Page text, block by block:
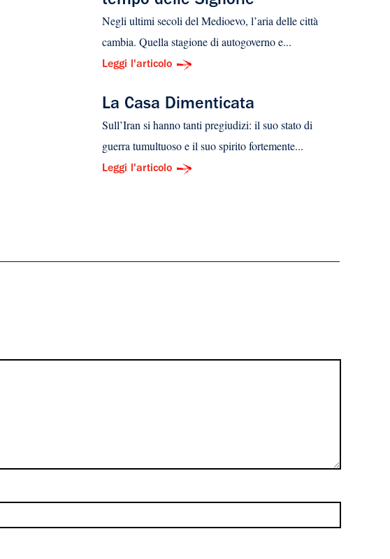
Negli ultimi secoli del Medioevo, l’aria delle città
cambia. Quella stagione di autogoverno e...
Leggi l'articolo
La Casa Dimenticata
Sull’Iran si hanno tanti pregiudizi: il suo stato di
guerra tumultuoso e il suo spirito fortemente...
Leggi l'articolo